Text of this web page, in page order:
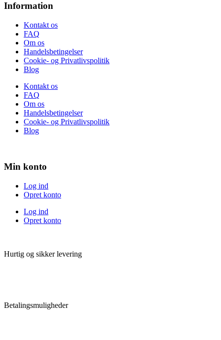
Information
Kontakt os
FAQ
Om os
Handelsbetingelser
Cookie- og Privatlivspolitik
Blog
Kontakt os
FAQ
Om os
Handelsbetingelser
Cookie- og Privatlivspolitik
Blog
Min konto
Log ind
Opret konto
Log ind
Opret konto
Hurtig og sikker levering
Betalingsmuligheder